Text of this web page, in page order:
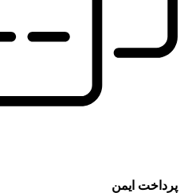
پرداخت ایمن